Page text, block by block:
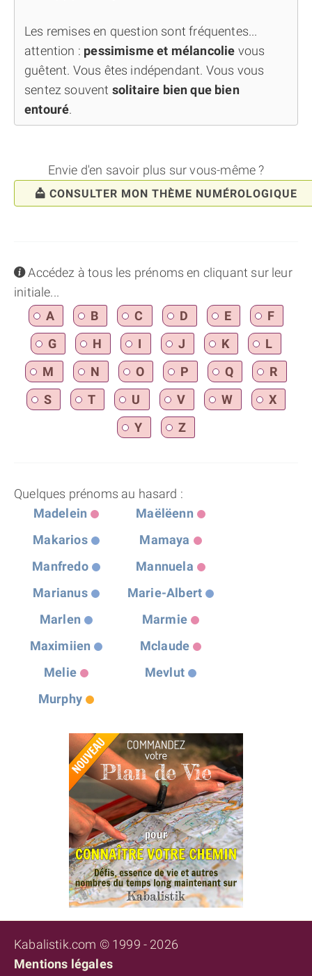
Les remises en question sont fréquentes...
attention : pessimisme et mélancolie vous
guêtent. Vous êtes indépendant. Vous vous
sentez souvent solitaire bien que bien
entouré.
Envie d'en savoir plus sur vous-même ?
CONSULTER MON THÈME NUMÉROLOGIQUE
infoAccédez à tous les prénoms en cliquant sur leur
initiale...
A
B C D E
F
G
H I J K
L
M
N O P Q
R
S
T U V W
X
Y
Z
Quelques prénoms au hasard :
Madelein
Maëlëenn
Makarios
Mamaya
Manfredo
Mannuela
Marianus
Marie-Albert
Marlen
Marmie
Maximiien
Mclaude
Melie
Mevlut
Murphy
Kabalistik.com © 1999 - 2026
Mentions légales